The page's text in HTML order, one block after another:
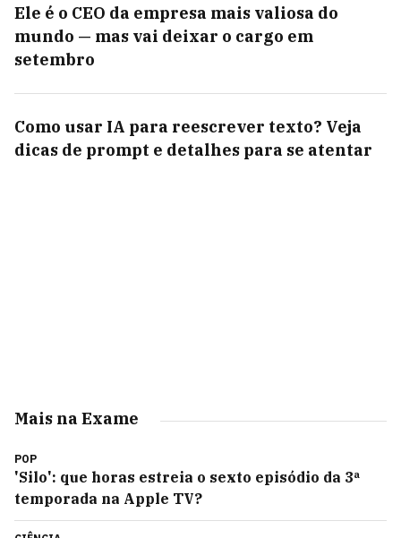
Ele é o CEO da empresa mais valiosa do
mundo — mas vai deixar o cargo em
setembro
Como usar IA para reescrever texto? Veja
dicas de prompt e detalhes para se atentar
Mais na Exame
POP
'Silo': que horas estreia o sexto episódio da 3ª
temporada na Apple TV?